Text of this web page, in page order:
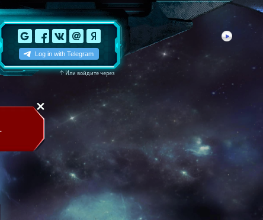
↑Или войдите через